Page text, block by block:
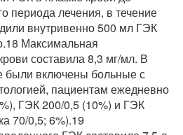
периода лечения, в течение
внутривенно 500 мл ГЭК
Максимальная
составила 8,3 мг/мл. В
были включены больные с
пациентам ежедневно
ГЭК 200/0,5 (10%) и ГЭК
70/0,5; 6%).19